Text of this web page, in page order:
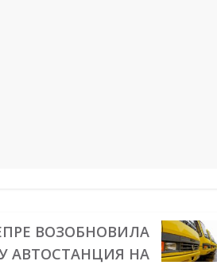
ВОЗОБНОВИЛА
АВТОСТАНЦИЯ НА